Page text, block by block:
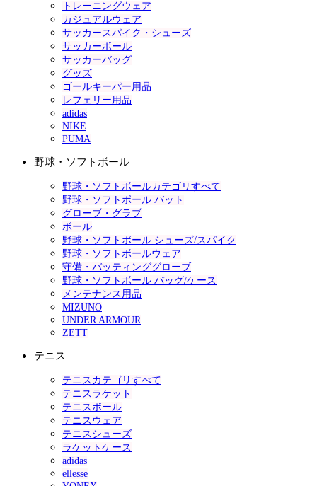
トレーニングウェア
カジュアルウェア
サッカースパイク・シューズ
サッカーボール
サッカーバッグ
グッズ
ゴールキーパー用品
レフェリー用品
adidas
NIKE
PUMA
野球・ソフトボール
野球・ソフトボールカテゴリすべて
野球・ソフトボール バット
グローブ・グラブ
ボール
野球・ソフトボール シューズ/スパイク
野球・ソフトボールウェア
守備・バッティンググローブ
野球・ソフトボール バッグ/ケース
メンテナンス用品
MIZUNO
UNDER ARMOUR
ZETT
テニス
テニスカテゴリすべて
テニスラケット
テニスボール
テニスウェア
テニスシューズ
ラケットケース
adidas
ellesse